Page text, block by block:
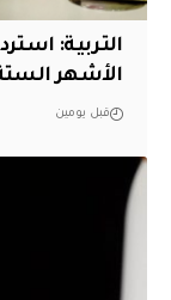
التربية:
الأشهر الستة
قبل يومين